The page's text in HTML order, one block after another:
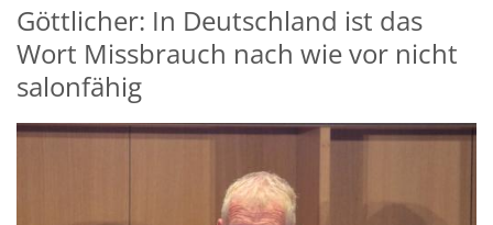
Göttlicher: In Deutschland ist das
Wort Missbrauch nach wie vor nicht
salonfähig